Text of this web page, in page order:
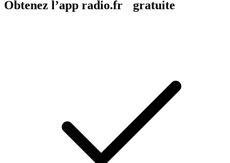
Obtenez l’app radio.fr gratuite